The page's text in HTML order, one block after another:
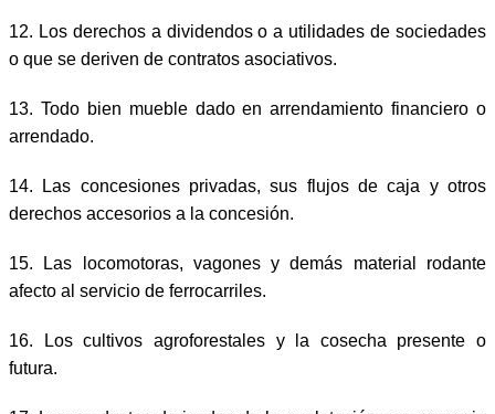
12. Los derechos a dividendos o a utilidades de sociedades
o que se deriven de contratos asociativos.
13. Todo bien mueble dado en arrendamiento financiero o
arrendado.
14. Las concesiones privadas, sus flujos de caja y otros
derechos accesorios a la concesión.
15. Las locomotoras, vagones y demás material rodante
afecto al servicio de ferrocarriles.
16. Los cultivos agroforestales y la cosecha presente o
futura.